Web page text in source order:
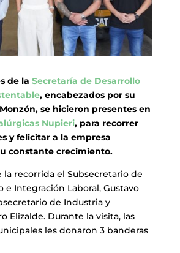
de la Secretaría de Desarrollo
, encabezados por su
se hicieron presentes en
Nupieri, para recorrer
y felicitar a la empresa
constante crecimiento.
la recorrida el Subsecretario de
e Integración Laboral, Gustavo
de Industria y
Elizalde. Durante la visita, las
les donaron 3 banderas